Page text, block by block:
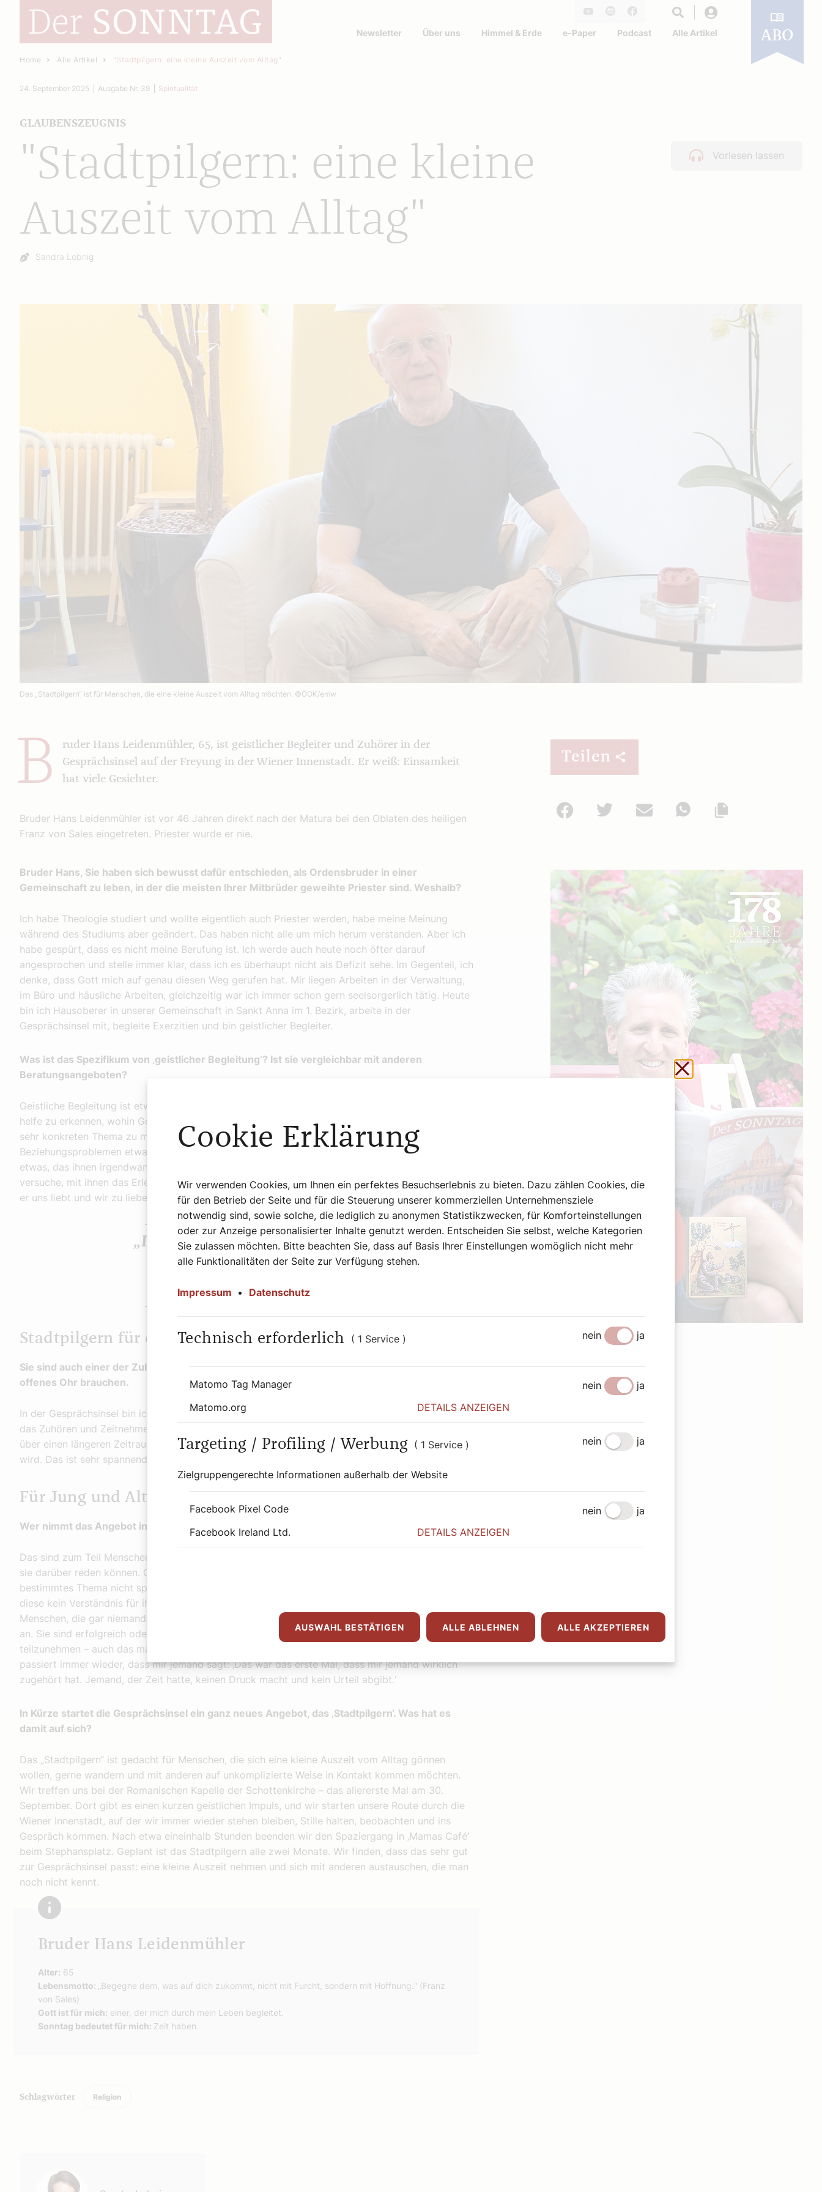
Facebook
Newsletter Über uns Himmel & Erde e-Paper Podcast Alle Artikel ABO
Home Alle Artikel "Stadtpilgern: eine kleine Auszeit vom Alltag"
Vorlesen lassen
"Stadtpilgern: eine kleine
Auszeit vom Alltag"
GLAUBENSZEUGNIS
24. September 2025 Ausgabe Nr. 39 Spiritualität
Autor:
Sandra Lobnig
Das „Stadtpilgern“ ist für Menschen, die eine kleine Auszeit vom Alltag möchten. ©ÖOK/emw
B
ruder Hans Leidenmühler, 65, ist geistlicher Begleiter und Zuhörer in der
Gesprächsinsel auf der Freyung in der Wiener Innenstadt. Er weiß: Einsamkeit
hat viele Gesichter.
Bruder Hans Leidenmühler ist vor 46 Jahren direkt nach der Matura bei den Oblaten des heiligen
Franz von Sales eingetreten. Priester wurde er nie.
Bruder Hans, Sie haben sich bewusst dafür entschieden, als Ordensbruder in einer
Gemeinschaft zu leben, in der die meisten Ihrer Mitbrüder geweihte Priester sind. Weshalb?
Ich habe Theologie studiert und wollte eigentlich auch Priester werden, habe meine Meinung
während des Studiums aber geändert. Das haben nicht alle um mich herum verstanden. Aber ich
habe gespürt, dass es nicht meine Berufung ist. Ich werde auch heute noch öfter darauf
angesprochen und stelle immer klar, dass ich es überhaupt nicht als Defizit sehe. Im Gegenteil, ich
denke, dass Gott mich auf genau diesen Weg gerufen hat. Mir liegen Arbeiten in der Verwaltung,
im Büro und häusliche Arbeiten, gleichzeitig war ich immer schon gern seelsorgerlich tätig. Heute
bin ich Hausoberer in unserer Gemeinschaft in Sankt Anna im 1. Bezirk, arbeite in der
Gesprächsinsel mit, begleite Exerzitien und bin geistlicher Begleiter.
Was ist das Spezifikum von ‚geistlicher Begleitung‘? Ist sie vergleichbar mit anderen
Beratungsangeboten?
Geistliche Begleitung ist etwas anderes. Ich als Begleiter gebe selten Ratschläge. Ich höre zu und
helfe zu erkennen, wohin Gott jemanden führen will. Dabei ist es oft so, dass jemand mit einem
sehr konkreten Thema zu mir kommt, das auf den ersten Blick gar nichts mit Gott zu tun hat. Mit
Beziehungsproblemen etwa oder mit einer Last aus der Vergangenheit – Menschen leiden unter
etwas, das ihnen irgendwann passiert ist oder darunter, dass ihnen etwas verwehrt wurde. Ich
versuche, mit ihnen das Erlebte im Lichte Jesu anzuschauen. Gott will ja, dass wir erkennen, dass
er uns liebt und wir zu liebevollen und beziehungsfähigen Menschen heranreifen.
„In erster Linie geht es um das
Zuhören und Zeitnehmen.“
Hans Leidenmühler
Stadtpilgern für eine kleine Auszeit
Sie sind auch einer der Zuhörer in der Gesprächsinsel, einem Angebot für Menschen, die ein
offenes Ohr brauchen.
In der Gesprächsinsel bin ich einer der hauptamtlichen Mitarbeiter. In erster Linie geht es uns um
das Zuhören und Zeitnehmen. Im Unterschied zur geistlichen Begleitung, wo man eine Person
über einen längeren Zeitraum begleitet, weiß ich dort nie, wer an diesem Tag vor der Tür stehen
wird. Das ist sehr spannend.
Für Jung und Alt ist das Stadtpilgern
Wer nimmt das Angebot in Anspruch?
Das sind zum Teil Menschen, die ein aktuelles Problem haben und die niemanden haben, mit dem
sie darüber reden können. Oder Personen, die mit ihrem Partner oder mit ihren Freunden über ein
bestimmtes Thema nicht sprechen möchten oder können. Weil es ihnen peinlich ist. Oder weil
diese kein Verständnis für ihre persönlichen Themen zeigen. Es gibt auch sehr viele einsame
Menschen, die gar niemanden zum Reden haben. Vielen von ihnen sieht man ihre Einsamkeit nicht
an. Sie sind erfolgreich oder wirken gesellig. Manchen fehlt das Geld, um am sozialen Leben
teilzunehmen – auch das macht einsam. Einsamkeit hat viele Gesichter, oft ist sie versteckt. Es
passiert immer wieder, dass mir jemand sagt: ‚Das war das erste Mal, dass mir jemand wirklich
zugehört hat. Jemand, der Zeit hatte, keinen Druck macht und kein Urteil abgibt.‘
In Kürze startet die Gesprächsinsel ein ganz neues Angebot, das ‚Stadtpilgern‘. Was hat es
damit auf sich?
Das „Stadtpilgern“ ist gedacht für Menschen, die sich eine kleine Auszeit vom Alltag gönnen
wollen, gerne wandern und mit anderen auf unkomplizierte Weise in Kontakt kommen möchten.
Wir treffen uns bei der Romanischen Kapelle der Schottenkirche – das allererste Mal am 30.
September. Dort gibt es einen kurzen geistlichen Impuls, und wir starten unsere Route durch die
Wiener Innenstadt, auf der wir immer wieder stehen bleiben, Stille halten, beobachten und ins
Gespräch kommen. Nach etwa eineinhalb Stunden beenden wir den Spaziergang in ‚Mamas Café‘
beim Stephansplatz. Geplant ist das Stadtpilgern alle zwei Monate. Wir finden, dass das sehr gut
zur Gesprächsinsel passt: eine kleine Auszeit nehmen und sich mit anderen austauschen, die man
noch nicht kennt.
Bruder Hans Leidenmühler
Alter: 65
Lebensmotto: „Begegne dem, was auf dich zukommt, nicht mit Furcht, sondern mit Hoffnung.“ (Franz
von Sales)
Gott ist für mich: einer, der mich durch mein Leben begleitet.
Sonntag bedeutet für mich: Zeit haben.
Schlagwörter Religion
Teilen
Facebook
Twitter Mail
WhatsApp
Schließen ohne zu
Cookie Erklärung
Wir verwenden Cookies, um Ihnen ein perfektes Besuchserlebnis zu bieten. Dazu zählen Cookies, die
für den Betrieb der Seite und für die Steuerung unserer kommerziellen Unternehmensziele
notwendig sind, sowie solche, die lediglich zu anonymen Statistikzwecken, für Komforteinstellungen
oder zur Anzeige personalisierter Inhalte genutzt werden. Entscheiden Sie selbst, welche Kategorien
Sie zulassen möchten. Bitte beachten Sie, dass auf Basis Ihrer Einstellungen womöglich nicht mehr
alle Funktionalitäten der Seite zur Verfügung stehen.
Impressum • Datenschutz
Technisch erforderlich ( 1 Service ) nein ja
Matomo Tag Manager nein
ja
Matomo.org
DETAILS ANZEIGEN
Targeting / Profiling / Werbung ( 1 Service )
Zielgruppengerechte Informationen außerhalb der Website
nein ja
Facebook Pixel Code nein
ja
Facebook Ireland Ltd.
DETAILS ANZEIGEN
AUSWAHL BESTÄTIGEN ALLE ABLEHNEN ALLE AKZEPTIEREN